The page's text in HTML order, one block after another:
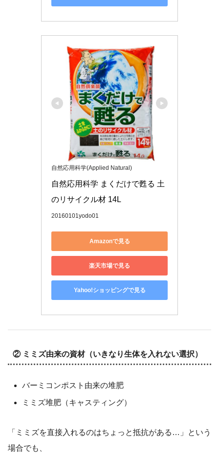
自然応用科学(Applied Natural)
自然応用科学 まくだけで甦る 土
のリサイクル材 14L
20160101yodo01
Amazonで見る
楽天市場で見る
Yahoo!ショッピングで見る
② ミミズ由来の資材（いきなり生体を入れない選択）
バーミコンポスト由来の堆肥
ミミズ堆肥（キャスティング）
「ミミズを直接入れるのはちょっと抵抗がある…」という
場合でも、